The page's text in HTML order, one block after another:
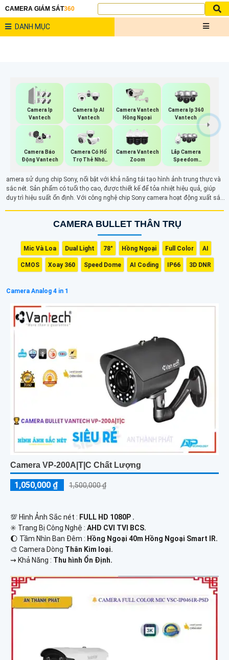
CAMERA GIÁM SÁT360
DANH MỤC
Camera Ip
Vantech
Camera Ip AI
Vantech
Camera Vantech
Hồng Ngoại
Camera Ip 360
Vantech
Camera Báo
Động Vantech
Camera Có Hổ
Trợ Thẻ Nhớ
Vantech
Camera Vantech
Zoom
Lắp Camera
Speedom
Vantech
amera sử dụng chip Sony, nổi bật với khả năng tái tạo hình ảnh trung thực và
sắc nét. Sản phẩm có tuổi thọ cao, được thiết kế để tỏa nhiệt hiệu quả, giúp
duy trì hiệu suất ổn định. Với công nghệ chip Sony camera hoạt động xuất sắc
trong mọi điều kiện.CAMERA BULLET THÂN TRỤ
Mic Và Loa Dual Light 78° Hồng Ngoại Full Color AI
CMOS Xoay 360 Speed Dome AI Coding IP66 3D DNR
Camera Analog 4 in 1
Camera VP-200A|T|C Chất Lượng
1,050,000 ₫ 1,500,000 ₫
💯 Hình Ảnh Sắc nét : FULL HD 1080P .
✳️ Trang Bị Công Nghệ : AHD CVI TVI BCS.
🌔 Tầm Nhìn Ban Đêm : Hồng Ngoại 40m Hồng Ngoại Smart IR.
🎨 Camera Dòng Thân Kim loại.
️⇝ Khả Năng : Thu hình Ổn Định.